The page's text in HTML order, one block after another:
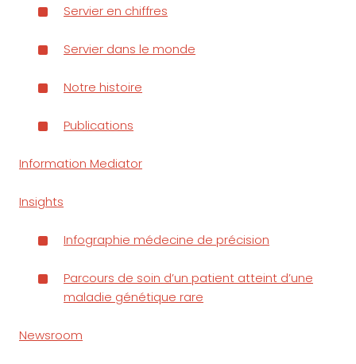
Servier en chiffres
Servier dans le monde
Notre histoire
Publications
Information Mediator
Insights
Infographie médecine de précision
Parcours de soin d’un patient atteint d’une
maladie génétique rare
Newsroom